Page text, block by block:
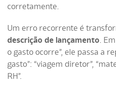
corretamente.
Um erro recorrente é
descrição de lançamento .
o gasto ocorre”, ele passa a
gasto”: “viagem diretor”,
RH”.